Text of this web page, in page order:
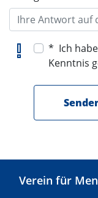
* Ich
Kenntnis
Verein für